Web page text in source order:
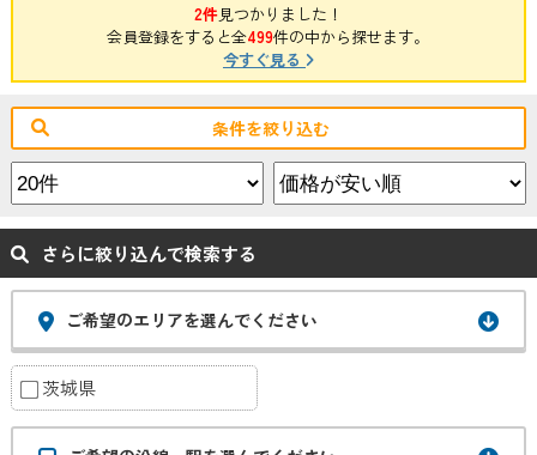
2件見つかりました！
会員登録をすると全499件の中から探せます。
今すぐ見る
条件を絞り込む
さらに絞り込んで検索する
ご希望のエリアを選んでください
茨城県